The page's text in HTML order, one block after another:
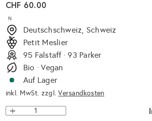
Normaler
Preis
CHF 60.00
N
Deutschschweiz, Schweiz
Petit Meslier
95 Falstaff · 93 Parker
Bio · Vegan
Auf Lager
inkl. MwSt. zzgl.Versandkosten